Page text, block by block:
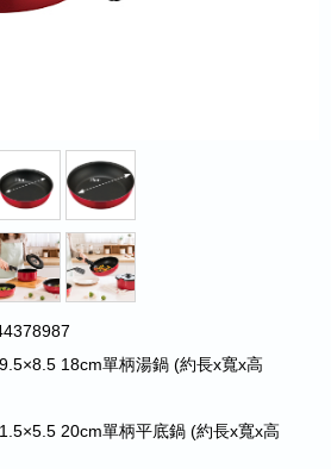
18cm單柄湯鍋 (約長x寬x高
20cm單柄平底鍋 (約長x寬x高